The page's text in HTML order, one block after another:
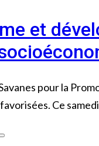
et
pour la
Ce
Search